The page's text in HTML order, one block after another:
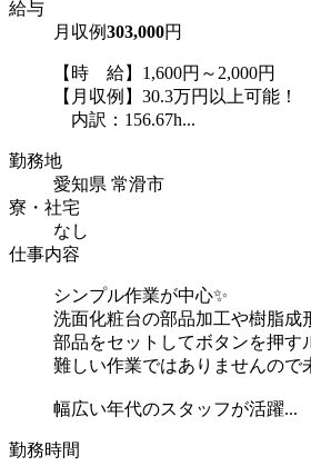
給与
月収例303,000円
【時 給】1,600円～2,000円
【月収例】30.3万円以上可能！
内訳：156.67h...
勤務地
愛知県 常滑市
寮・社宅
なし
仕事内容
シンプル作業が中心✨
洗面化粧台の部品加工や樹脂成
部品をセットしてボタンを押す
難しい作業ではありませんので
幅広い年代のスタッフが活躍...
勤務時間